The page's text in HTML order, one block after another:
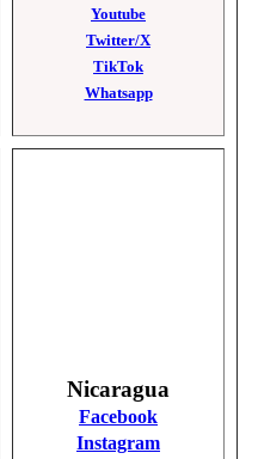
Youtube
Twitter/X
TikTok
Whatsapp
Nicaragua
Facebook
Instagram